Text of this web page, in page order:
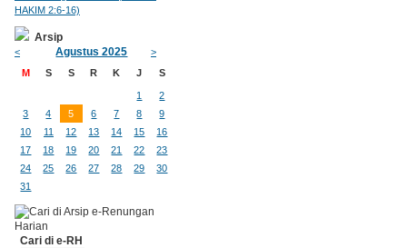
HAKIM 2:6-16)
Arsip
< Agustus 2025
>
M
S S R K J S
1
2
3
4 5 6 7 8
9
10
11 12 13 14 15
16
17
18 19 20 21 22
23
24
25 26 27 28 29
30
31
Cari di e-RH